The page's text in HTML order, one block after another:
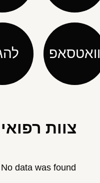
וואטסאפ
צוות רפואי
No data was found